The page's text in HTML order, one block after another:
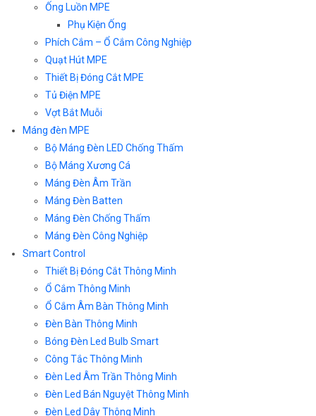
Ống Luồn MPE
Phụ Kiện Ống
Phích Cắm – Ổ Cắm Công Nghiệp
Quạt Hút MPE
Thiết Bị Đóng Cắt MPE
Tủ Điện MPE
Vợt Bắt Muỗi
Máng đèn MPE
Bộ Máng Đèn LED Chống Thấm
Bộ Máng Xương Cá
Máng Đèn Âm Trần
Máng Đèn Batten
Máng Đèn Chống Thấm
Máng Đèn Công Nghiệp
Smart Control
Thiết Bị Đóng Cắt Thông Minh
Ổ Cắm Thông Minh
Ổ Cắm Âm Bàn Thông Minh
Đèn Bàn Thông Minh
Bóng Đèn Led Bulb Smart
Công Tắc Thông Minh
Đèn Led Âm Trần Thông Minh
Đèn Led Bán Nguyệt Thông Minh
Đèn Led Dây Thông Minh